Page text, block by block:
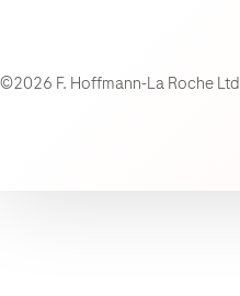
©2026 F. Hoffmann-La Roche Ltd